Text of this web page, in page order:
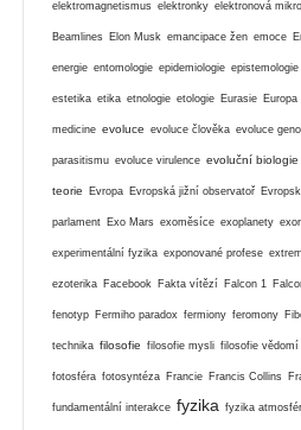
elektromagnetismus elektronky elektronová
Beamlines Elon Musk emancipace žen emoce
energie entomologie epidemiologie epistemologie
estetika etika etnologie etologie Eurasie Europa
medicine evoluce evoluce člověka evoluce
parasitismu evoluce virulence evoluční biologie
teorie Evropa Evropská jižní observatoř
parlament Exo Mars exoměsíce exoplanety
experimentální fyzika exponované profese
ezoterika Facebook Fakta vítězí Falcon 1
fenotyp Fermiho paradox fermiony feromony
technika filosofie filosofie mysli filosofie vědomí
fotosféra fotosyntéza Francie Francis Collins
fundamentální interakce fyzika fyzika